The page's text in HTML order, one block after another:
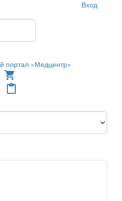
Вход
shopping_cart
content_paste